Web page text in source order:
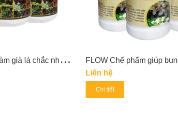
B
IG Chế phẩm làm già lá chắc nhân lớn trái 6-30-30
Liên hệ
Chi tiết